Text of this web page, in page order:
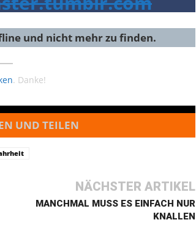
und nicht mehr zu finden.
. Danke!
UND TEILEN
NÄCHSTER ARTIKEL
MANCHMAL MUSS ES EINFACH NUR
KNALLEN